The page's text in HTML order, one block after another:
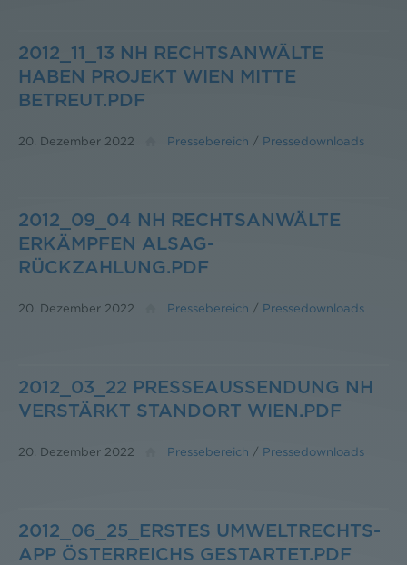
2012_11_13 NH RECHTSANWÄLTE
HABEN PROJEKT WIEN MITTE
BETREUT.PDF
20. Dezember 2022 Pressebereich / Pressedownloads
2012_09_04 NH RECHTSANWÄLTE
ERKÄMPFEN ALSAG-
RÜCKZAHLUNG.PDF
20. Dezember 2022 Pressebereich / Pressedownloads
2012_03_22 PRESSEAUSSENDUNG NH
VERSTÄRKT STANDORT WIEN.PDF
20. Dezember 2022 Pressebereich / Pressedownloads
2012_06_25_ERSTES UMWELTRECHTS-
APP ÖSTERREICHS GESTARTET.PDF